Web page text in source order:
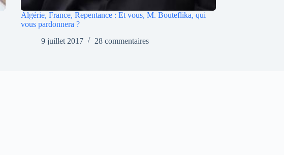
Algérie, France, Repentance : Et vous, M. Bouteflika, qui
vous pardonnera ?
9 juillet 2017
28 commentaires